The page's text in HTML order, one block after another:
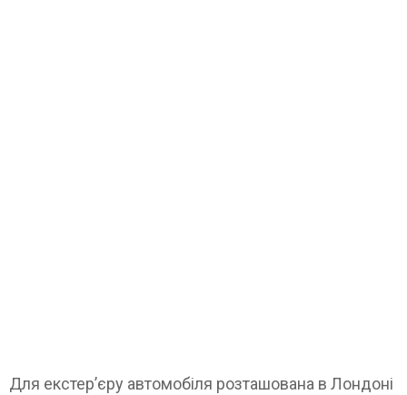
Для екстер’єру автомобіля розташована в Лондоні